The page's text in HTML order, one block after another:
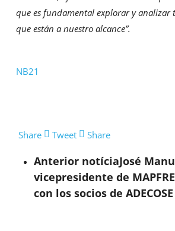
que es fundamental explorar y analizar
que están a nuestro alcance”.
NB21
Share Tweet Share
Anterior notíciaJosé
vicepresidente de
con los socios de ADECOSE